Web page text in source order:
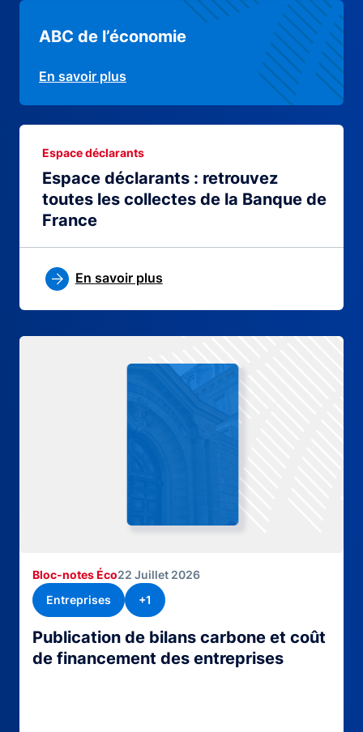
Publication de bilans carbone et coût
de financement des entreprises
Bloc-notes Éco22 Juillet 2026
Entreprises
+1
ABC de l’économie
En savoir plus
Espace déclarants : retrouvez
toutes les collectes de la Banque de
France
Espace déclarants
En savoir plus